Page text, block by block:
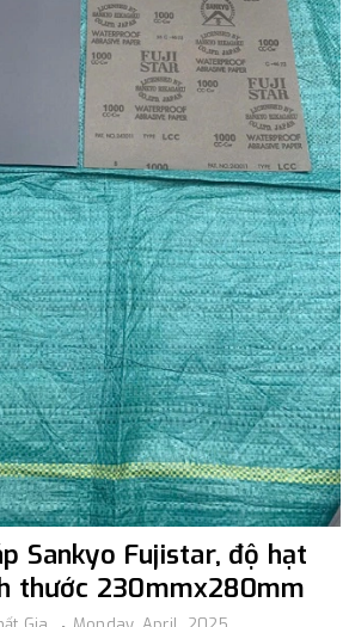
Sankyo Fujistar, độ hạt
thước 230mmx280mm